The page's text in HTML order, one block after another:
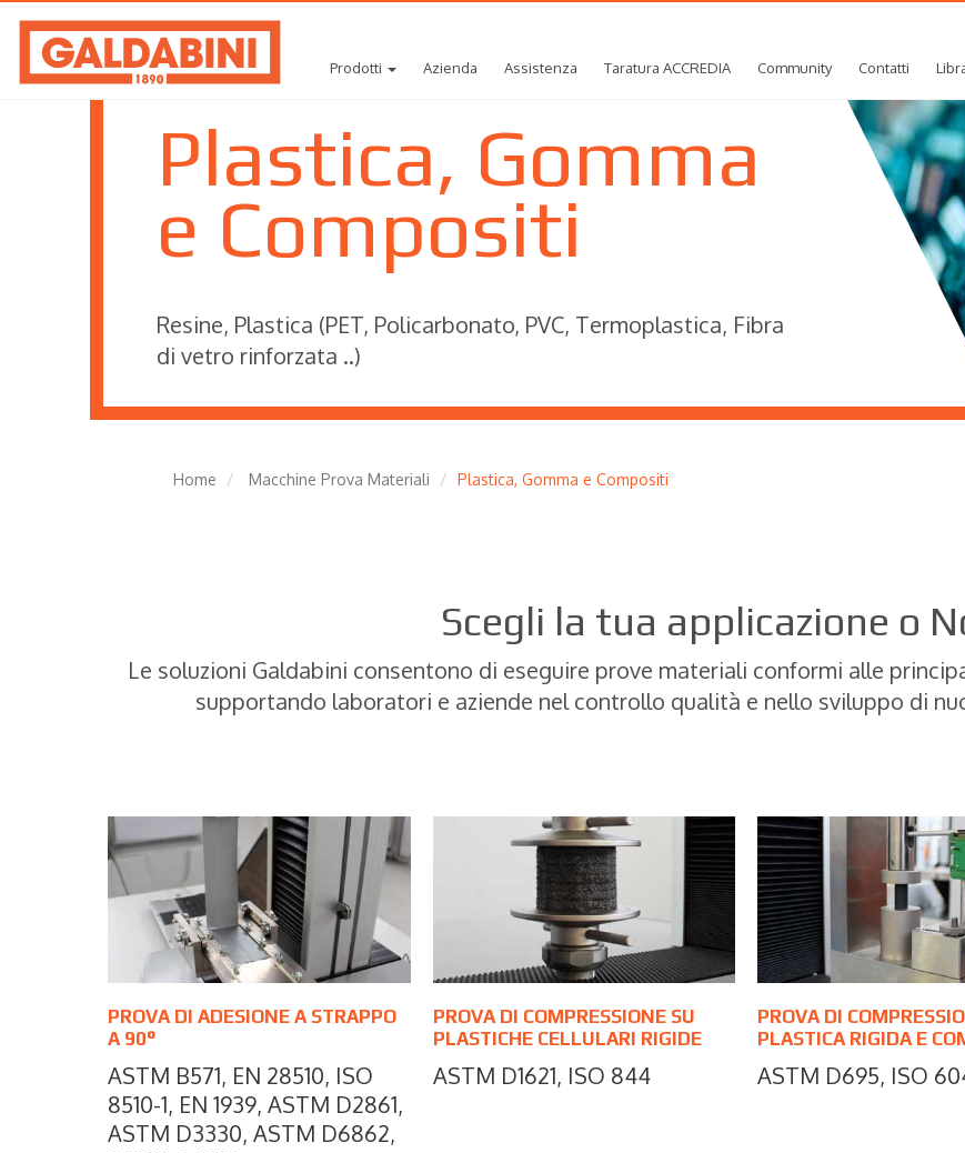
Prodotti Azienda Assistenza Taratura ACCREDIA Community Contatti
Plastica, Gomma
e Compositi
Resine, Plastica (PET, Policarbonato, PVC, Termoplastica, Fibra
di vetro rinforzata ..)
Home Macchine Prova Materiali Plastica, Gomma e Compositi
Scegli la tua applicazione o
Le soluzioni Galdabini consentono di eseguire prove materiali conformi alle
supportando laboratori e aziende nel controllo qualità e nello sviluppo di
PROVA DI ADESIONE A STRAPPO
A 90°
ASTM B571, EN 28510, ISO
8510-1, EN 1939, ASTM D2861,
ASTM D3330, ASTM D6862,
PROVA DI COMPRESSIONE SU
PLASTICHE CELLULARI RIGIDE
ASTM D1621, ISO 844
PROVA DI
PLASTICA RIGIDA E
ASTM D695, ISO